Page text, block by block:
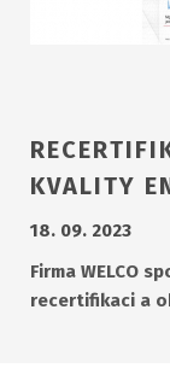
KVALITY
18. 09. 2023
Firma WELCO
recertifikaci a